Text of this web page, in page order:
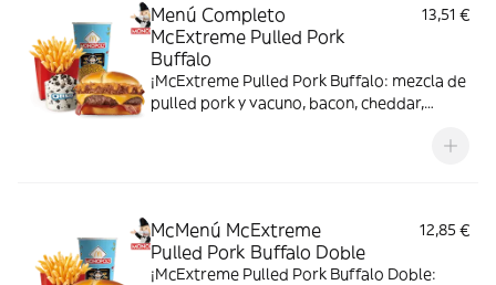
Menú Completo
McExtreme Pulled Pork
Buffalo
13,51 €
¡McExtreme Pulled Pork Buffalo: mezcla de
pulled pork y vacuno, bacon, cheddar,
McMenú McExtreme
Pulled Pork Buffalo Doble
12,85 €
¡McExtreme Pulled Pork Buffalo Doble: